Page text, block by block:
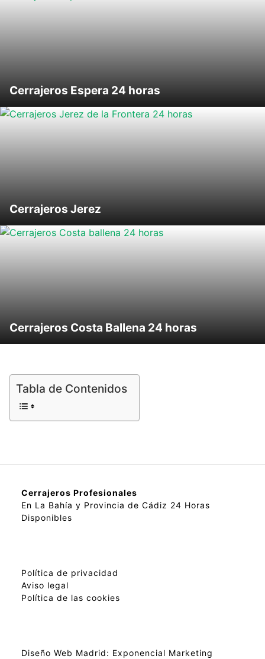
Cerrajeros Espera 24 horas
Cerrajeros Jerez
Cerrajeros Costa Ballena 24 horas
Tabla de Contenidos
Cerrajeros Profesionales
En La Bahía y Provincia de Cádiz 24 Horas
Disponibles
Política de privacidad
Aviso legal
Política de las cookies
Diseño Web Madrid: Exponencial Marketing